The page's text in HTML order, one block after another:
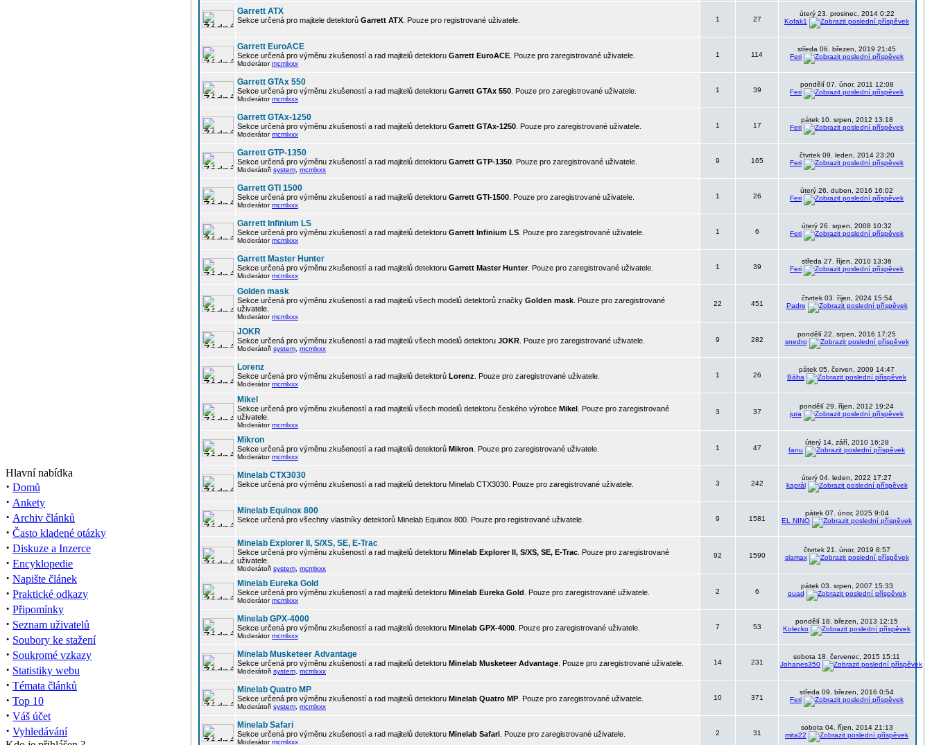
Hlavní nabídka
· Domů
· Ankety
· Archiv článků
· Často kladené otázky
· Diskuze a Inzerce
· Encyklopedie
· Napište článek
· Praktické odkazy
· Připomínky
· Seznam uživatelů
· Soubory ke stažení
· Soukromé vzkazy
· Statistiky webu
· Témata článků
· Top 10
· Váš účet
· Vyhledávání
Garrett ATX
Sekce určená pro majitele detektorů Garrett ATX . Pouze pro registrované uživatele. 1 27
úterý 23. prosinec, 2014 0:22
Kofak1
Garrett EuroACE
Sekce určená pro výměnu zkušeností a rad majitelů detektoru Garrett EuroACE . Pouze pro zaregistrované uživatele.
Moderátormcmlxxx
1 114
středa 06. březen, 2019 21:45
Feri
Garrett GTAx 550
Sekce určená pro výměnu zkušeností a rad majitelů detektoru Garrett GTAx 550 . Pouze pro zaregistrované uživatele.
Moderátormcmlxxx
1 39
pondělí 07. únor, 2011 12:08
Feri
Garrett GTAx-1250
Sekce určená pro výměnu zkušeností a rad majitelů detektoru Garrett GTAx-1250 . Pouze pro zaregistrované uživatele.
Moderátormcmlxxx
1 17
pátek 10. srpen, 2012 13:18
Feri
Garrett GTP-1350
Sekce určená pro výměnu zkušeností a rad majitelů detektoru Garrett GTP-1350 . Pouze pro zaregistrované uživatele.
Moderátoři system mcmlxxx
9 165
čtvrtek 09. leden, 2014 23:20
Feri
Garrett GTI 1500
Sekce určená pro výměnu zkušeností a rad majitelů detektoru Garrett GTI-1500 . Pouze pro zaregistrované uživatele.
Moderátormcmlxxx
1 26
úterý 26. duben, 2016 16:02
Feri
Garrett Infinium LS
Sekce určená pro výměnu zkušeností a rad majitelů detektoru Garrett Infinium LS . Pouze pro zaregistrované uživatele.
Moderátormcmlxxx
1 6
úterý 26. srpen, 2008 10:32
Feri
Garrett Master Hunter
Sekce určená pro výměnu zkušeností a rad majitelů detektoru Garrett Master Hunter. Pouze pro zaregistrované uživatele.
Moderátormcmlxxx
1 39
středa 27. říjen, 2010 13:36
Feri
Golden mask
Sekce určená pro výměnu zkušeností a rad majitelů všech modelů detektorů značky Golden mask . Pouze pro zaregistrované
uživatele.
Moderátormcmlxxx
22 451
čtvrtek 03. říjen, 2024 15:54
Padre
JOKR
Sekce určená pro výměnu zkušeností a rad majitelů všech modelů detektoru JOKR . Pouze pro zaregistrované uživatele.
Moderátoři system mcmlxxx
9 282
pondělí 22. srpen, 2016 17:25
snedro
Lorenz
Sekce určená pro výměnu zkušeností a rad majitelů detektorů Lorenz . Pouze pro zaregistrované uživatele.
Moderátormcmlxxx
1 26
pátek 05. červen, 2009 14:47
Bába
Mikel
Sekce určená pro výměnu zkušeností a rad majitelů všech modelů detektoru českého výrobce Mikel . Pouze pro zaregistrované
uživatele.
Moderátormcmlxxx
3 37
pondělí 29. říjen, 2012 19:24
jura
Mikron
Sekce určená pro výměnu zkušeností a rad majitelů detektorů Mikron . Pouze pro zaregistrované uživatele.
Moderátormcmlxxx
1 47
úterý 14. září, 2010 16:28
fanu
Minelab CTX3030
Sekce určená pro výměnu zkušeností a rad majitelů detektoru Minelab CTX3030. Pouze pro zaregistrované uživatele. 3 242
úterý 04. leden, 2022 17:27
kaprál
Minelab Equinox 800
Sekce určená pro všechny vlastníky detektorů Minelab Equinox 800. Pouze pro registrované uživatele. 9 1581
pátek 07. únor, 2025 9:04
EL NINO
Minelab Explorer II, S/XS, SE, E-Trac
Sekce určená pro výměnu zkušeností a rad majitelů detektoru Minelab Explorer II, S/XS, SE, E-Trac . Pouze pro zaregistrované
uživatele.
Moderátoři system mcmlxxx
92 1590
čtvrtek 21. únor, 2019 8:57
slamax
Minelab Eureka Gold
Sekce určená pro výměnu zkušeností a rad majitelů detektoru Minelab Eureka Gold . Pouze pro zaregistrované uživatele.
Moderátormcmlxxx
2 6
pátek 03. srpen, 2007 15:33
quad
Minelab GPX-4000
Sekce určená pro výměnu zkušeností a rad majitelů detektoru Minelab GPX-4000 . Pouze pro zaregistrované uživatele.
Moderátormcmlxxx
7 53
pondělí 18. březen, 2013 12:15
Kolecko
Minelab Musketeer Advantage
Sekce určená pro výměnu zkušeností a rad majitelů detektoru Minelab Musketeer Advantage . Pouze pro zaregistrované uživatele.
Moderátoři system mcmlxxx
14 231
sobota 18. červenec, 2015 15:11
Johanes350
Minelab Quatro MP
Sekce určená pro výměnu zkušeností a rad majitelů detektoru Minelab Quatro MP . Pouze pro zaregistrované uživatele.
Moderátoři system mcmlxxx
10 371
středa 09. březen, 2016 0:54
Feri
Minelab Safari
Sekce určená pro výměnu zkušeností a rad majitelů detektoru Minelab Safari . Pouze pro zaregistrované uživatele.
Moderátormcmlxxx
2 31
sobota 04. říjen, 2014 21:13
mita22